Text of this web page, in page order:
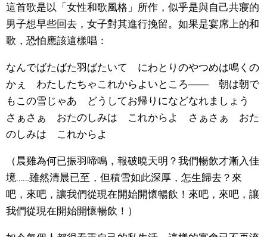
這首歌是以「女性和歌風格」所作，似乎是與自己共寢的
男子想早些回去，女子對其進行挽留。如果是宴席上的和
歌，恐怕應該這樣唱：
なんでばたばた羽ばたいて にわとりのやつめは鳴くの
かぇ わたしたちゃこれからよいところ―― 朝は朝で
もこの雪じゃあ どうしてお帰りになどなれましょう
さぁさぁ おたのしみは これからよ さぁさぁ おた
のしみは これからよ
（晨雞為何已振羽啼鳴，報破曉天明？我們暢飲才漸入佳
境……雖然清晨已至，但積雪如此深厚，怎生歸去？來
吧，來吧，讓我們從現在開始開懷暢飲！來吧，來吧，讓
我們從現在開始開懷暢飲！）